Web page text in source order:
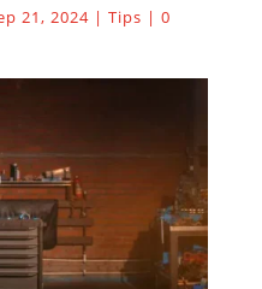
21, 2024| Tips | 0